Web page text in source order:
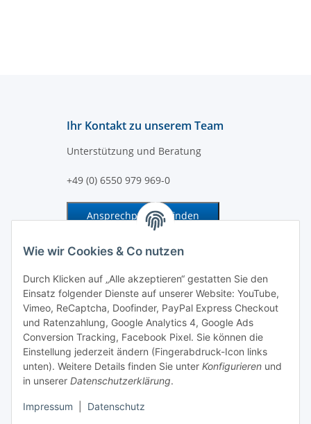
Wie wir Cookies & Co nutzen
Durch Klicken auf „Alle akzeptieren“ gestatten Sie den
Einsatz folgender Dienste auf unserer Website: YouTube,
Vimeo, ReCaptcha, Doofinder, PayPal Express Checkout
und Ratenzahlung, Google Analytics 4, Google Ads
Conversion Tracking, Facebook Pixel. Sie können die
Einstellung jederzeit ändern (Fingerabdruck-Icon links
unten). Weitere Details finden Sie unter Konfigurieren und
in unserer Datenschutzerklärung.
Impressum Datenschutz
Ihr Kontakt zu unserem Team
Unterstützung und Beratung
+49 (0) 6550 979 969-0
Ansprechpartner finden
Information und Service
Zahlung und Versand